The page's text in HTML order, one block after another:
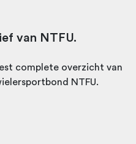
van NTFU.
complete overzicht van
NTFU.